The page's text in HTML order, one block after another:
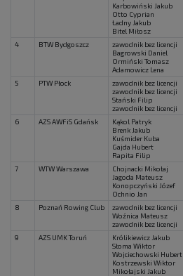
Karbowiński Jakub
Otto Cyprian
Ładny Jakub
Bitel Miłosz
4 BTW Bydgoszcz
zawodnik bez licencji
Bagrowski Daniel
Ormiński Tomasz
Adamowicz Lena
5 PTW Płock
zawodnik bez licencji
zawodnik bez licencji
Stański Filip
zawodnik bez licencji
6 AZS AWFiS Gdańsk Kąkol Patryk
Brenk Jakub
Kuśmider Kuba
Gajda Hubert
Rapita Filip
7 WTW Warszawa Chojnacki Mikołaj
Jagoda Mateusz
Konopczyński Józef
Ochnio Jan
8 Poznań Rowing Club
zawodnik bez licencji
Woźnica Mateusz
zawodnik bez licencji
9 AZS UMK Toruń Królikiewicz Jakub
Słoma Wiktor
Wojciechowski Hubert
Kostrzewski Wiktor
Mikołajski Jakub